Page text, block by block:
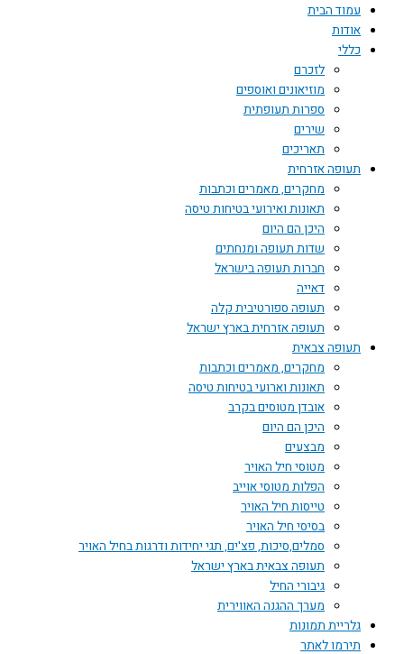
עמוד הבית
אודות
כללי
לזכרם
מוזיאונים ואוספים
ספרות תעופתית
שירים
תאריכים
תעופה אזרחית
מחקרים, מאמרים וכתבות
תאונות ואירועי בטיחות טיסה
היכן הם היום
שדות תעופה ומנחתים
חברות תעופה בישראל
דאייה
תעופה ספורטיבית קלה
תעופה אזרחית בארץ ישראל
תעופה צבאית
מחקרים, מאמרים וכתבות
תאונות וארועי בטיחות טיסה
אובדן מטוסים בקרב
היכן הם היום
מבצעים
מטוסי חיל האויר
הפלות מטוסי אוייב
טייסות חיל האויר
בסיסי חיל האויר
סמלים,סיכות, פצ'ים, תגי יחידות ודרגות בחיל האויר
תעופה צבאית בארץ ישראל
גיבורי החיל
מערך ההגנה האווירית
גלריית תמונות
תירמו לאתר